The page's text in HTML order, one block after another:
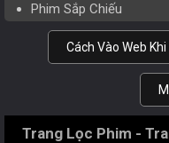
Phim Sắp Chiếu
Cách Vào Web Khi
Trang Lọc Phim -